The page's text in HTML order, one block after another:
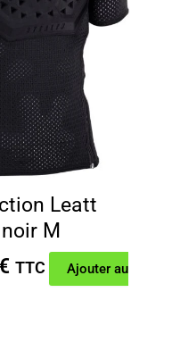
Leatt
M
€ Le
TTC
Ajouter au